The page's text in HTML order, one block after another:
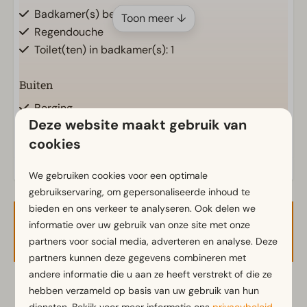
Badkamer(s) beneden: 1
Regendouche
Toilet(ten) in badkamer(s): 1
Buiten
Berging
Parasol
Terras
Tuinset
Keuken
Combimagnetron
Ingerichte keuken
Koelkast met vriesvak
Nespresso apparaat
Toon meer ↓
Energielabel(s)
Beschikbaarheid en prijs
2 gasten
Deze website maakt gebruik van
cookies
We gebruiken cookies voor een optimale
gebruikservaring, om gepersonaliseerde inhoud te
bieden en ons verkeer te analyseren. Ook delen we
informatie over uw gebruik van onze site met onze
partners voor social media, adverteren en analyse. Deze
partners kunnen deze gegevens combineren met
andere informatie die u aan ze heeft verstrekt of die ze
hebben verzameld op basis van uw gebruik van hun